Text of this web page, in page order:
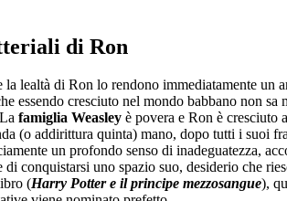
di Ron
la lealtà di Ron lo rendono immediatamente un
essendo cresciuto nel mondo babbano non sa
famiglia Weasley è povera e Ron è cresciuto
(o addirittura quinta) mano, dopo tutti i suoi
un profondo senso di inadeguatezza,
di conquistarsi uno spazio suo, desiderio che
(Harry Potter e il principe mezzosangue),